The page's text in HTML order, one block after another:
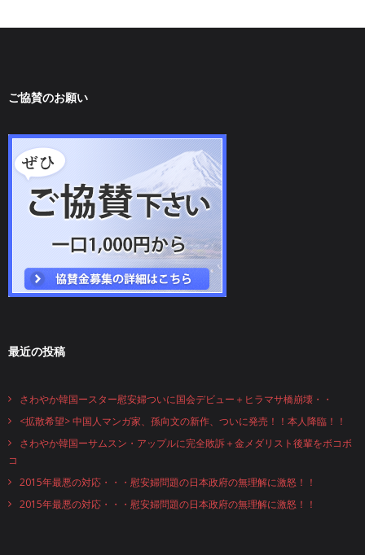
ご協賛のお願い
最近の投稿
さわやか韓国ースター慰安婦ついに国会デビュー＋ヒラマサ橋崩壊・・
<拡散希望> 中国人マンガ家、孫向文の新作、ついに発売！！本人降臨！！
さわやか韓国ーサムスン・アップルに完全敗訴＋金メダリスト後輩をボコボ
コ
2015年最悪の対応・・・慰安婦問題の日本政府の無理解に激怒！！
2015年最悪の対応・・・慰安婦問題の日本政府の無理解に激怒！！